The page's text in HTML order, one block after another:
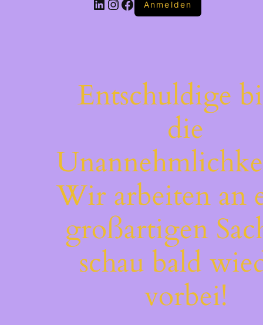
Anmelden
Entschuldige
die
Wir arbeiten an
großartigen
schau bald
vorbei!